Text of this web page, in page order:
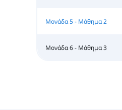
Μονάδα 5 - Μάθημα 2
Μονάδα 6 - Μάθημα 3